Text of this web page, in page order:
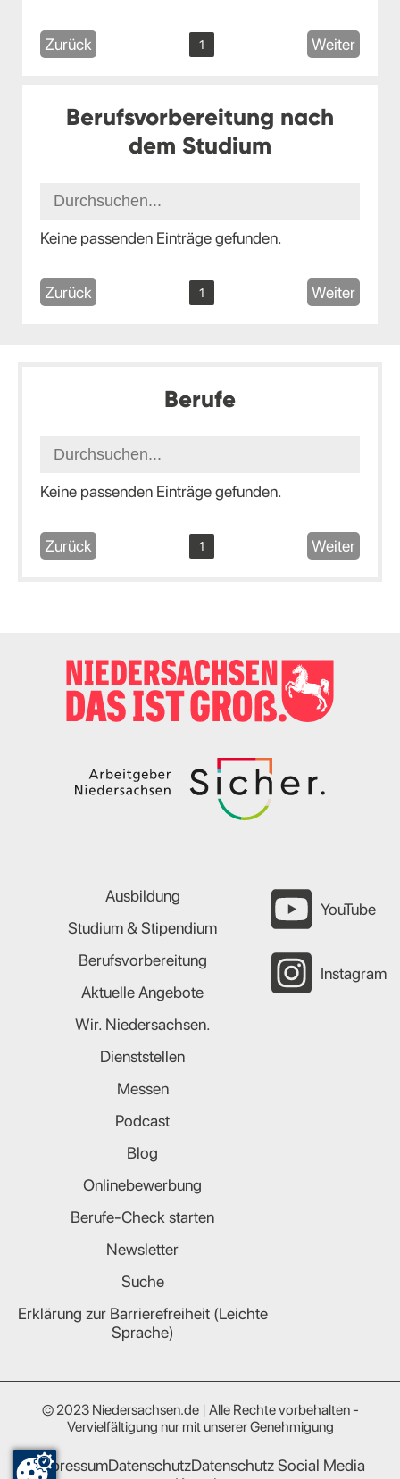
Zurück 1 Weiter
Berufsvorbereitung nach
dem Studium
Keine passenden Einträge gefunden.
Zurück 1 Weiter
Berufe
Keine passenden Einträge gefunden.
Zurück 1 Weiter
Ausbildung
Studium & Stipendium
Berufsvorbereitung
Aktuelle Angebote
Wir. Niedersachsen.
Dienststellen
Messen
Podcast
Blog
Onlinebewerbung
Berufe-Check starten
Newsletter
Suche
Erklärung zur Barrierefreiheit (Leichte
Sprache)
YouTube
Instagram
© 2023 Niedersachsen.de | Alle Rechte vorbehalten -
Vervielfältigung nur mit unserer Genehmigung
ImpressumDatenschutzDatenschutz Social Media